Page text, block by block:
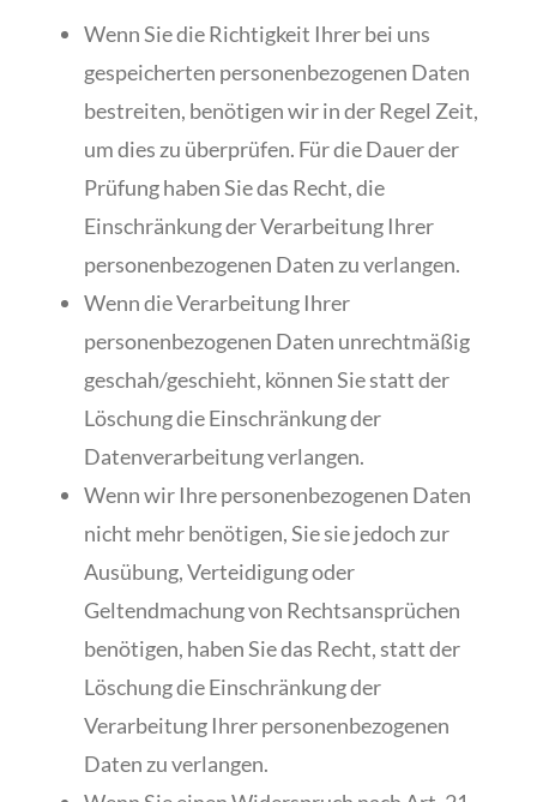
Wenn Sie die Richtigkeit Ihrer bei uns
gespeicherten personenbezogenen Daten
bestreiten, benötigen wir in der Regel Zeit,
um dies zu überprüfen. Für die Dauer der
Prüfung haben Sie das Recht, die
Einschränkung der Verarbeitung Ihrer
personenbezogenen Daten zu verlangen.
Wenn die Verarbeitung Ihrer
personenbezogenen Daten unrechtmäßig
geschah/geschieht, können Sie statt der
Löschung die Einschränkung der
Datenverarbeitung verlangen.
Wenn wir Ihre personenbezogenen Daten
nicht mehr benötigen, Sie sie jedoch zur
Ausübung, Verteidigung oder
Geltendmachung von Rechtsansprüchen
benötigen, haben Sie das Recht, statt der
Löschung die Einschränkung der
Verarbeitung Ihrer personenbezogenen
Daten zu verlangen.